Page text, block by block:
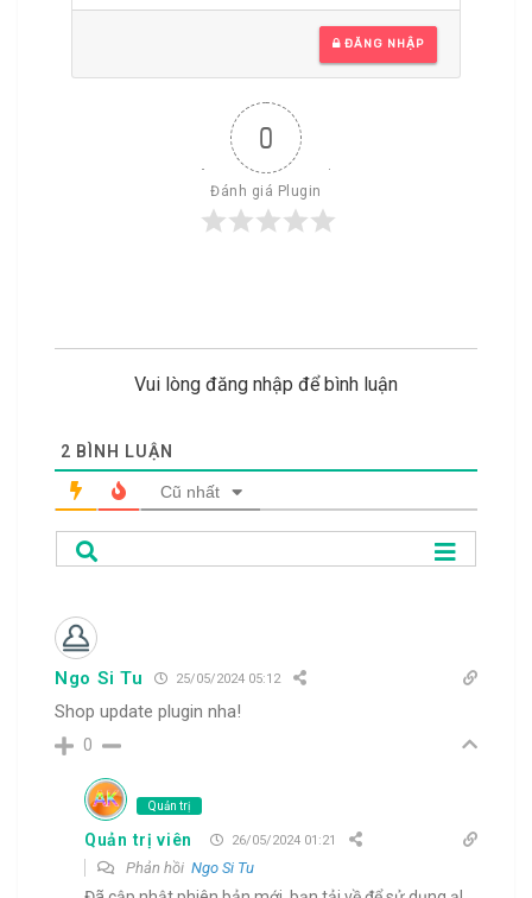
ĐĂNG NHẬP
0
Đánh giá Plugin
Vui lòng đăng nhập để bình luận
2 BÌNH LUẬN
Cũ nhất
Ngo Si Tu 25/05/2024 05:12
Shop update plugin nha!
0
Quản trị
Quản trị viên 26/05/2024 01:21
Phản hồi Ngo Si Tu